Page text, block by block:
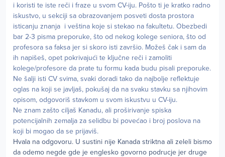
i koristi te iste reči i fraze u svom CV-iju. Pošto ti je kratko radno
iskustvo, u sekciji sa obrazovanjem posveti dosta prostora
isticanju znanja i veština koje si stekao na fakultetu. Obezbedi
bar 2-3 pisma preporuke, što od nekog kolege seniora, što od
profesora sa faksa jer si skoro isti završio. Možeš čak i sam da
ih napišeš, opet pokrivajući te ključne reči i zamoliti
kolege/profesore da prate tu formu kada budu pisali preporuke.
Ne šalji isti CV svima, svaki doradi tako da najbolje reflektuje
oglas na koji se javljaš, pokušaj da na svaku stavku sa njihovim
opisom, odgovoriš stavkom u svom iskustvu u CV-iju.
Ne znam zašto ciljaš Kanadu, ali proširivanje spiska
potencijalnih zemalja za selidbu bi povećao i broj poslova na
koji bi mogao da se prijaviš.
Hvala na odgovoru. U sustini nije Kanada striktna ali zeleli bismo
da odemo negde gde je englesko govorno podrucje jer druge